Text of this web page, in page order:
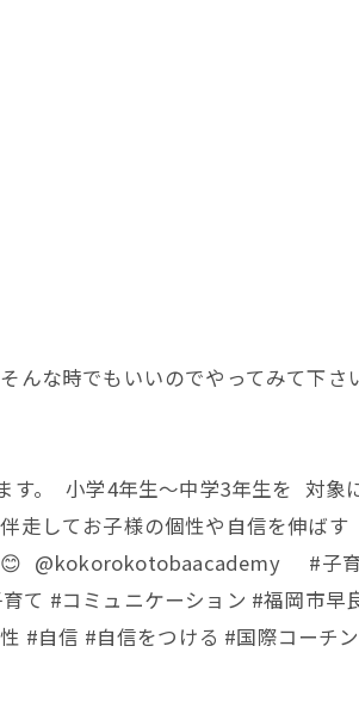
な時でもいいのでやってみて下
。 小学4年生〜中学3年生を 対象
走してお子様の個性や自信を伸ば
@kokorokotobaacademy #子育
て #コミュニケーション #福岡市早
#自信 #自信をつける #国際コーチ